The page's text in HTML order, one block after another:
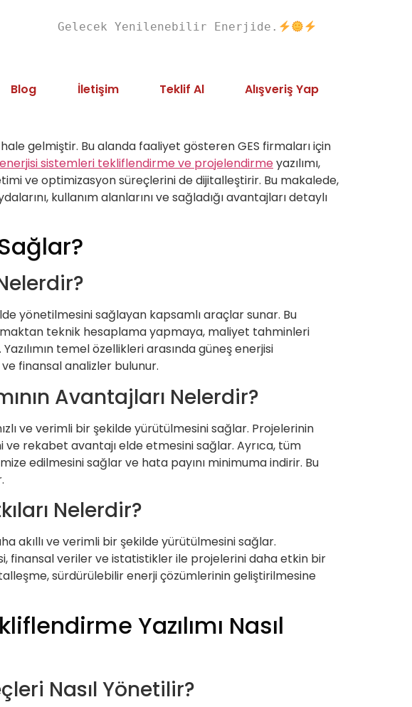
Gelecek Yenilenebilir Enerjide.
Blog İletişim Teklif Al Alışveriş Yap
gelmiştir. Bu alanda faaliyet gösteren GES firmaları için
sistemleri tekliflendirme ve projelendirmeyazılımı,
ve optimizasyon süreçlerini de dijitalleştirir. Bu makalede,
kullanım alanlarını ve sağladığı avantajları detaylı
yönetilmesini sağlayan kapsamlı araçlar sunar. Bu
teknik hesaplama yapmaya, maliyet tahminleri
temel özellikleri arasında güneş enerjisi
finansal analizler bulunur.
Avantajları Nelerdir?
ve verimli bir şekilde yürütülmesini sağlar. Projelerinin
ve rekabet avantajı elde etmesini sağlar. Ayrıca, tüm
edilmesini sağlar ve hata payını minimuma indirir. Bu
Nelerdir?
akıllı ve verimli bir şekilde yürütülmesini sağlar.
finansal veriler ve istatistikler ile projelerini daha etkin bir
sürdürülebilir enerji çözümlerinin geliştirilmesine
Yazılımı Nasıl
Nasıl Yönetilir?